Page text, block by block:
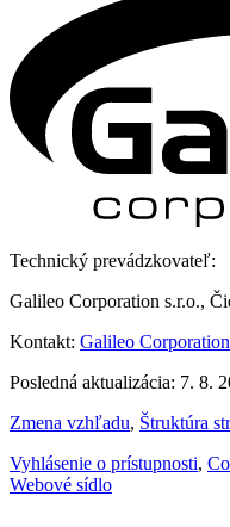
Technický prevádzkovateľ:
Galileo Corporation s.r.o.,
Kontakt: Galileo
Posledná aktualizácia: 7. 8.
Zmena vzhľadu, Štruktúra
Vyhlásenie o prístupnosti,
Webové sídlo